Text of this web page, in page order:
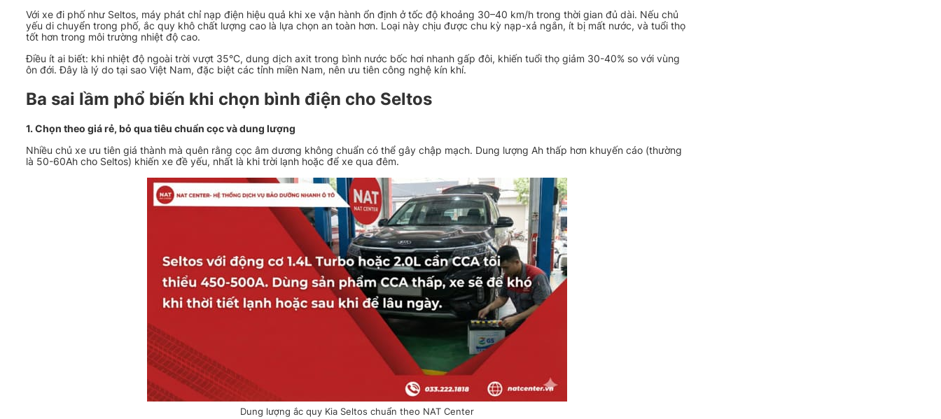
Với xe đi phố như Seltos, máy phát chỉ nạp điện hiệu quả khi xe vận hành ổn định ở tốc độ khoảng 30–40 km/h trong thời gian đủ dài. Nếu chủ
yếu di chuyển trong phố, ắc quy khô chất lượng cao là lựa chọn an toàn hơn. Loại này chịu được chu kỳ nạp-xả ngắn, ít bị mất nước, và tuổi thọ
tốt hơn trong môi trường nhiệt độ cao.
Điều ít ai biết: khi nhiệt độ ngoài trời vượt 35°C, dung dịch axit trong bình nước bốc hơi nhanh gấp đôi, khiến tuổi thọ giảm 30-40% so với vùng
ôn đới. Đây là lý do tại sao Việt Nam, đặc biệt các tỉnh miền Nam, nên ưu tiên công nghệ kín khí.
Ba sai lầm phổ biến khi chọn bình điện cho Seltos
1. Chọn theo giá rẻ, bỏ qua tiêu chuẩn cọc và dung lượng
Nhiều chủ xe ưu tiên giá thành mà quên rằng cọc âm dương không chuẩn có thể gây chập mạch. Dung lượng Ah thấp hơn khuyến cáo (thường
là 50-60Ah cho Seltos) khiến xe đề yếu, nhất là khi trời lạnh hoặc để xe qua đêm.
Dung lượng ắc quy Kia Seltos chuẩn theo NAT Center